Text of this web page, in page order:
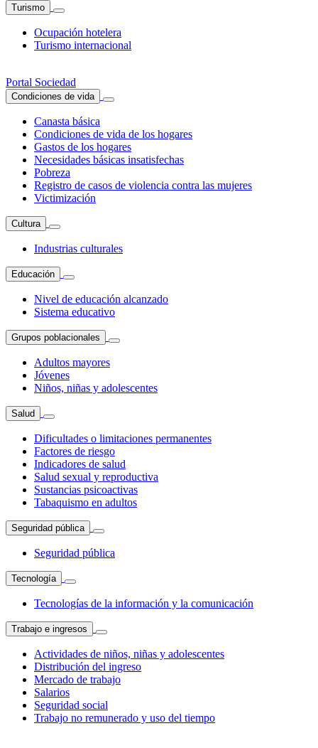
Turismo
Ocupación hotelera
Turismo internacional
Portal Sociedad
Condiciones de vida
Canasta básica
Condiciones de vida de los hogares
Gastos de los hogares
Necesidades básicas insatisfechas
Pobreza
Registro de casos de violencia contra las mujeres
Victimización
Cultura
Industrias culturales
Educación
Nivel de educación alcanzado
Sistema educativo
Grupos poblacionales
Adultos mayores
Jóvenes
Niños, niñas y adolescentes
Salud
Dificultades o limitaciones permanentes
Factores de riesgo
Indicadores de salud
Salud sexual y reproductiva
Sustancias psicoactivas
Tabaquismo en adultos
Seguridad pública
Seguridad pública
Tecnología
Tecnologías de la información y la comunicación
Trabajo e ingresos
Actividades de niños, niñas y adolescentes
Distribución del ingreso
Mercado de trabajo
Salarios
Seguridad social
Trabajo no remunerado y uso del tiempo